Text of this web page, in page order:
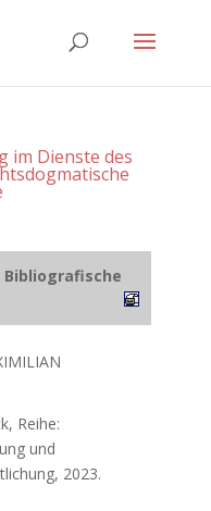
im Dienste des
Reihe:
und
2023.